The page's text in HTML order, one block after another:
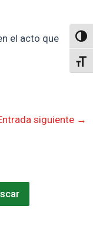
el acto que
siguiente →